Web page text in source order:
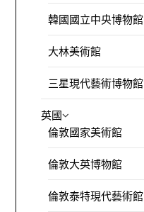
韓國國立中央博物館
大林美術館
三星現代藝術博物館
英國
倫敦國家美術館
倫敦大英博物館
倫敦泰特現代藝術館